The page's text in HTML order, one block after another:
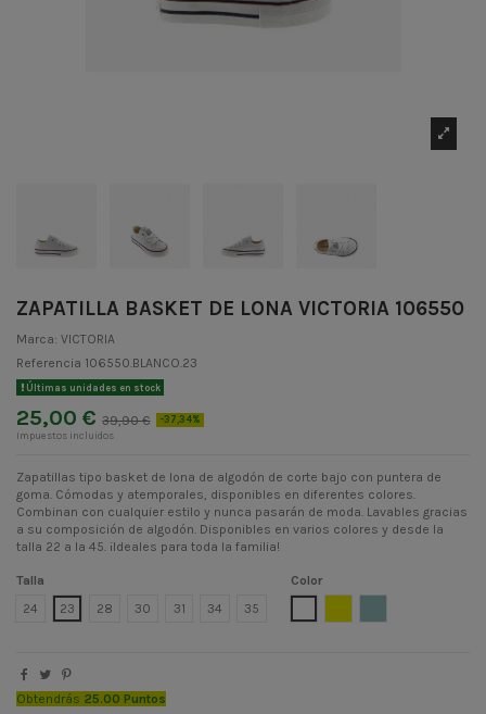
ZAPATILLA BASKET DE LONA VICTORIA 106550
Marca: VICTORIA
Referencia 106550.BLANCO.23
Últimas unidades en stock
25,00 € 39,90 € -37,34%
Impuestos incluidos
Zapatillas tipo basket de lona de algodón de corte bajo con puntera de
goma. Cómodas y atemporales, disponibles en diferentes colores.
Combinan con cualquier estilo y nunca pasarán de moda. Lavables gracias
a su composición de algodón. Disponibles en varios colores y desde la
talla 22 a la 45. ¡Ideales para toda la familia!
Talla
24
23 28 30 31 34 35
Color
Obtendrás 25.00 Puntos